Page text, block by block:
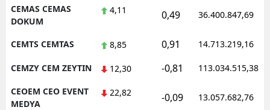
CEMAS CEMAS
DOKUM
4,11 0,49 36.400.847,69
CEMTS CEMTAS 8,85 0,91 14.713.219,16
CEMZY CEM ZEYTIN 12,30 -0,81 113.034.515,38
CEOEM CEO EVENT
MEDYA
22,82 -0,09 13.057.682,76